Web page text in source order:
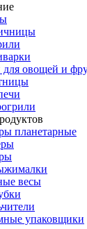
овощей и
планетарные
весы
упаковщики